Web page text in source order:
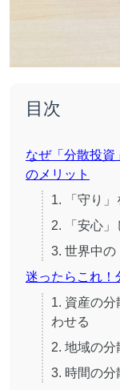
目次
なぜ「分散投資
のメリット
1. 「守り
2. 「安心」
3. 世界中の
迷ったらこれ！
1. 資産の
わせる
2. 地域の
3. 時間の分